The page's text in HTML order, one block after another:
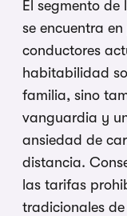
El segmento de
se encuentra
conductores
habitabilidad
familia, sino
vanguardia y
ansiedad de
distancia.
las tarifas
tradicionales